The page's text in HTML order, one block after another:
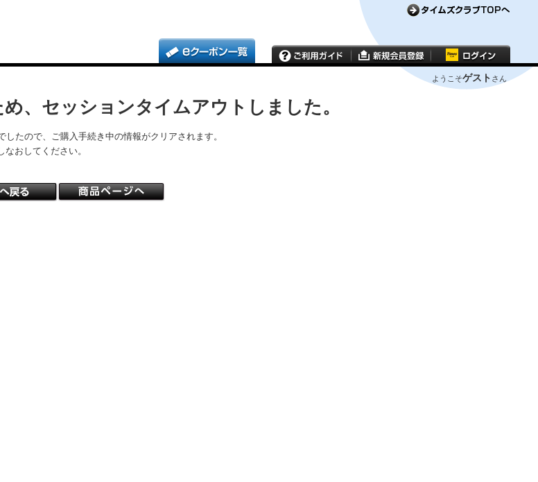
ようこそゲスト さん
、セッションタイムアウトしました。
たので、ご購入手続き中の情報がクリアされます。
おしてください。